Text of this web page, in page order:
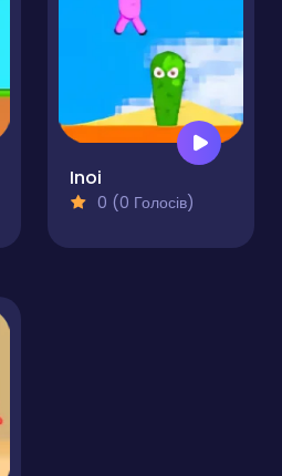
Inoi
0 (0 Голосів)